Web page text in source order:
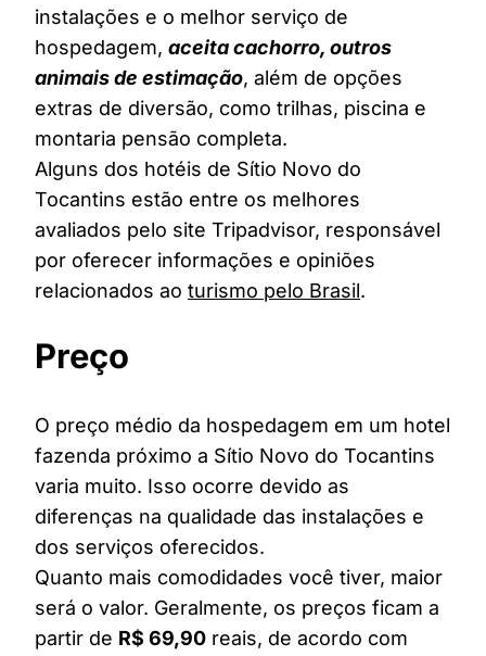
instalações e o melhor serviço de
hospedagem, aceita cachorro, outros
animais de estimação, além de opções
extras de diversão, como trilhas, piscina e
montaria pensão completa.
Alguns dos hotéis de Sítio Novo do
Tocantins estão entre os melhores
avaliados pelo site Tripadvisor, responsável
por oferecer informações e opiniões
relacionados ao turismo pelo Brasil.
Preço
O preço médio da hospedagem em um hotel
fazenda próximo a Sítio Novo do Tocantins
varia muito. Isso ocorre devido as
diferenças na qualidade das instalações e
dos serviços oferecidos.
Quanto mais comodidades você tiver, maior
será o valor. Geralmente, os preços ficam a
partir de R$ 69,90 reais, de acordo com